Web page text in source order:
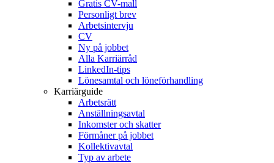
Gratis CV-mall
Personligt brev
Arbetsintervju
CV
Ny på jobbet
Alla Karriärråd
LinkedIn-tips
Lönesamtal och löneförhandling
Karriärguide
Arbetsrätt
Anställningsavtal
Inkomster och skatter
Förmåner på jobbet
Kollektivavtal
Typ av arbete